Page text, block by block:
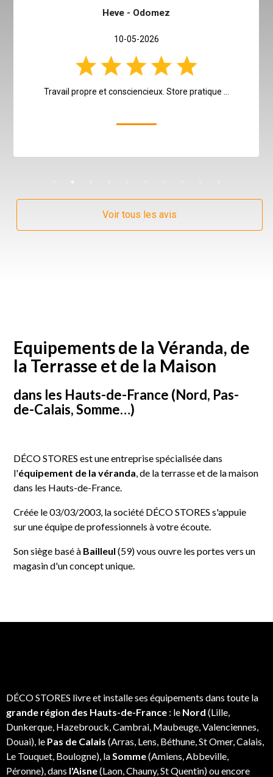
Heve - Odomez
10-05-2026
Travail propre et consciencieux. Store pratique ...
Voir tous les avis
Equipements de la Véranda, de
la Terrasse et de la Maison
dans les Hauts-de-France (Nord, Pas-
de-Calais, Somme…)
DÉCO STORES est une entreprise spécialisée dans
l'équipement de la véranda, de la terrasse et de la maison
dans les Hauts-de-France.
Créée le 03/03/2003, la société DÉCO STORES s'appuie
sur une équipe de professionnels à votre écoute.
Son siège basé à Bailleul (59) vous ouvre les portes vers un
magasin d'un concept unique.
DÉCO STORES livre et installe ses équipements dans toute la
grande région des Hauts-de-France : le Nord (Lille,
Dunkerque, Hazebrouck, Cambrai, Maubeuge, Valenciennes,
Douai), le Pas de Calais (Arras, Lens, Béthune, St Omer, Calais,
Le Touquet, Boulogne), laSomme(Amiens, Abbeville,
Péronne), dans l'Aisne(Laon, Chauny, St Quentin) ou encore